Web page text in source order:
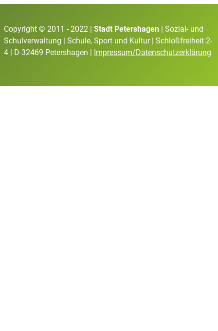
Copyright © 2011 - 2022 | Stadt Petershagen | Sozial- und
Schulverwaltung | Schule, Sport und Kultur | Schloßfreiheit 2-
4 | D-32469 Petershagen | Impressum/Datenschutzerklärung